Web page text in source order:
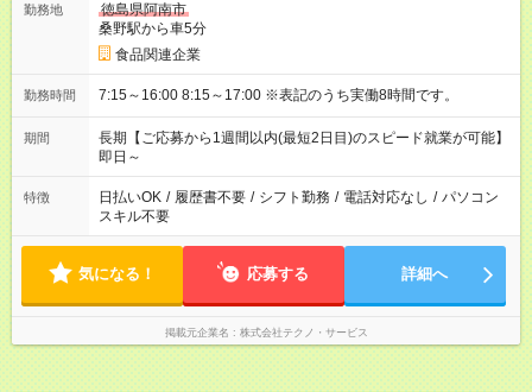
勤務地
徳島県阿南市
桑野駅から車5分
食品関連企業
勤務時間 7:15～16:00 8:15～17:00 ※表記のうち実働8時間です。
期間
長期【ご応募から1週間以内(最短2日目)のスピード就業が可能】
即日～
特徴 日払いOK / 履歴書不要 / シフト勤務 / 電話対応なし / パソコン
スキル不要
気になる！ 応募する 詳細へ
掲載元企業名 株式会社テクノ・サービス